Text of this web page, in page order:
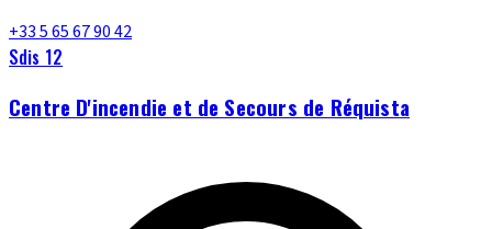
+33 5 65 67 90 42
Sdis 12
Centre D'incendie et de Secours de Réquista